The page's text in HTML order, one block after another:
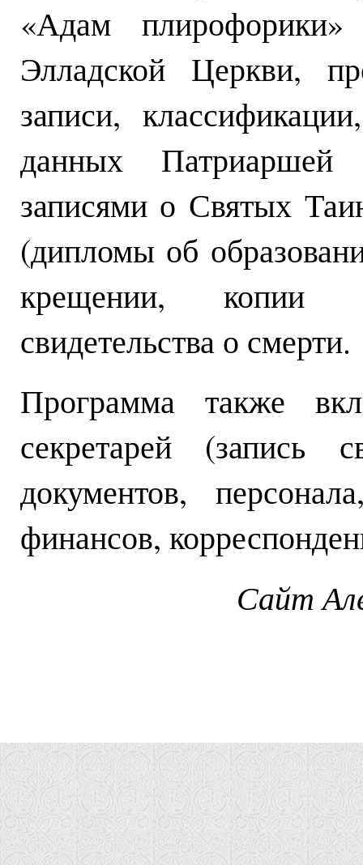
«Адам
Элладской Церкви,
записи,
данных Патриаршей
записями о Святых
(дипломы об
крещении, копии
свидетельства о смерти.
Программа также
секретарей (запись
документов,
финансов,
Сайт